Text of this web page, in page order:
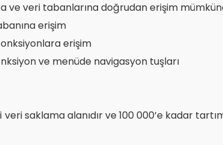
ve veri tabanlarına doğrudan erişim
erişim
erişim
ve menüde navigasyon tuşları
veri saklama alanıdır ve 100 000’e kadar